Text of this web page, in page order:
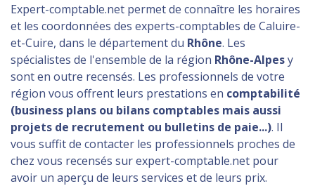
Expert-comptable.net permet de connaître les horaires
et les coordonnées des experts-comptables de Caluire-
et-Cuire, dans le département du Rhône. Les
spécialistes de l'ensemble de la région Rhône-Alpesy
sont en outre recensés. Les professionnels de votre
région vous offrent leurs prestations en comptabilité
(business plans ou bilans comptables mais aussi
projets de recrutement ou bulletins de paie...). Il
vous suffit de contacter les professionnels proches de
chez vous recensés sur expert-comptable.net pour
avoir un aperçu de leurs services et de leurs prix.